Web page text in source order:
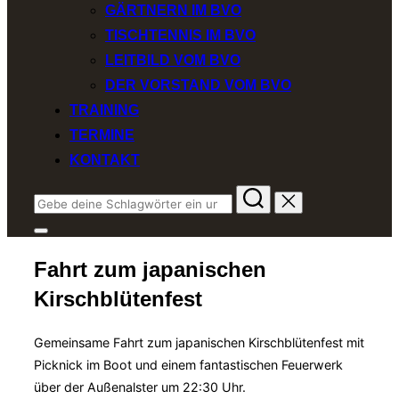
GÄRTNERN IM BVO
TISCHTENNIS IM BVO
LEITBILD VOM BVO
DER VORSTAND VOM BVO
TRAINING
TERMINE
KONTAKT
Suchen
nach:
Seitenleiste
Navigation
umschalten
Fahrt zum japanischen
Kirschblütenfest
Gemeinsame Fahrt zum japanischen Kirschblütenfest mit
Picknick im Boot und einem fantastischen Feuerwerk
über der Außenalster um 22:30 Uhr.